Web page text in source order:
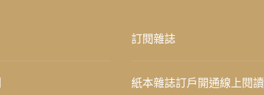
訂閱雜誌
紙本雜誌訂戶開通線上閱讀